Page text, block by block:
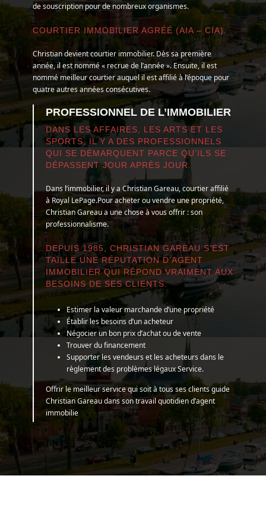
de souscription pour de nombreux organismes.
COURTIER IMMOBILIER AGRÉÉ (AIA – CIA).
Christian devient courtier immobilier. Dès sa première
année, il est nommé « recrue de l’année ». Ensuite, il est
nommé meilleur courtier auquel il est affilié à l’époque pour
quatre autres années consécutives.
PROFESSIONNEL DE L’IMMOBILIER
DANS LES AFFAIRES, LES ARTS ET LES
SPORTS, IL Y A DES PROFESSIONNELS
QUI SE DÉMARQUENT PARCE QU’ILS SE
DÉPASSENT JOUR APRÈS JOUR.
Dans l’immobilier, il y a Christian Gareau, courtier affilié
à Royal LePage.Pour acheter ou vendre une propriété,
Christian Gareau a une chose à vous offrir : son
professionnalisme.
DEPUIS 1985, CHRISTIAN GAREAU S’EST
TAILLÉ UNE RÉPUTATION D’AGENT
IMMOBILIER QUI RÉPOND VRAIMENT AUX
BESOINS DE SES CLIENTS.
Estimer la valeur marchande d’une propriété
Établir les besoins d’un acheteur
Négocier un bon prix d’achat ou de vente
Trouver du financement
Supporter les vendeurs et les acheteurs dans le
règlement des problèmes légaux Service.
Offrir le meilleur service qui soit à tous ses clients guide
Christian Gareau dans son travail quotidien d’agent
immobilie